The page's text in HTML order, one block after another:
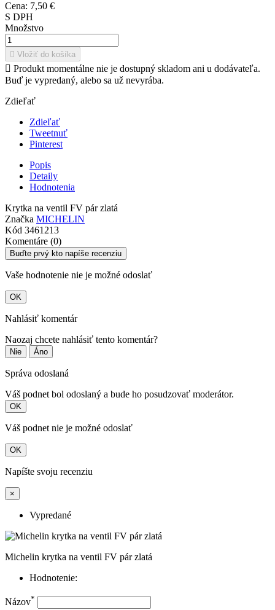
Cena: 7,50 €
S DPH
Množstvo
 Vložiť do košíka
 Produkt momentálne nie je dostupný skladom ani u dodávateľa.
Buď je vypredaný, alebo sa už nevyrába.
Zdieľať
Zdieľať
Tweetnuť
Pinterest
Popis
Detaily
Hodnotenia
Krytka na ventil FV pár zlatá
Značka MICHELIN
Kód 3461213
Komentáre (0)
Buďte prvý kto napíše recenziu
Vaše hodnotenie nie je možné odoslať
OK
Nahlásiť komentár
Naozaj chcete nahlásiť tento komentár?
Nie Áno
Správa odoslaná
Váš podnet bol odoslaný a bude ho posudzovať moderátor.
OK
Váš podnet nie je možné odoslať
OK
Napíšte svoju recenziu
×
Vypredané
Michelin krytka na ventil FV pár zlatá
Hodnotenie:
Názov*